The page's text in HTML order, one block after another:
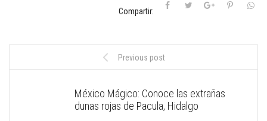
Compartir:
Previous post
México Mágico: Conoce las extrañas
dunas rojas de Pacula, Hidalgo